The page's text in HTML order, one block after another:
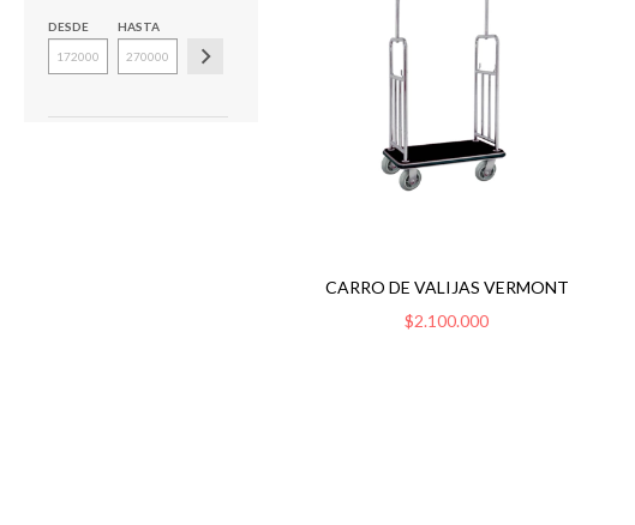
DESDE HASTA
CARRO DE VALIJAS VERMONT
$2.100.000